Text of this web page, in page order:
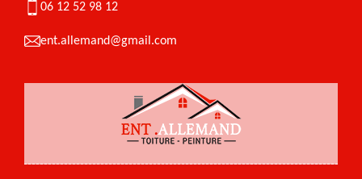
06 12 52 98 12
ent.allemand@gmail.com